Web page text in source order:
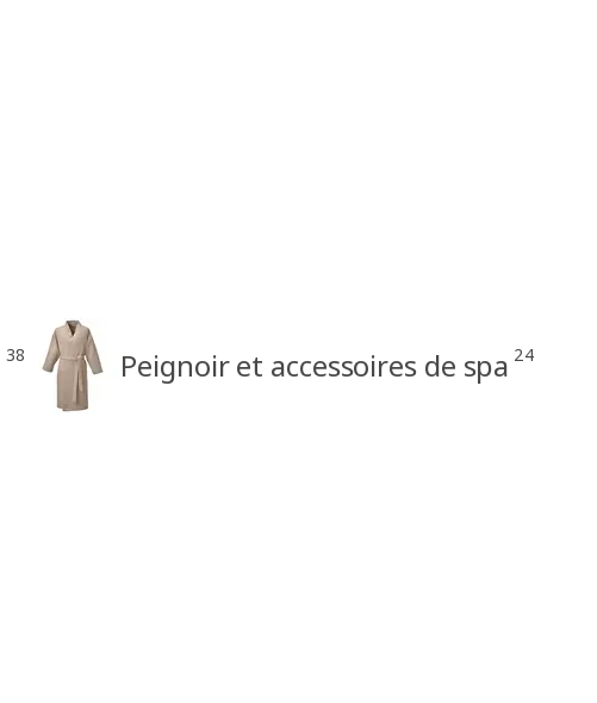
38 Peignoir et accessoires de spa 24